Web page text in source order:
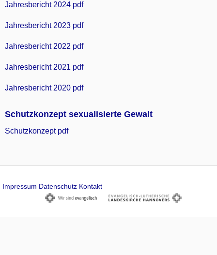
Jahresbericht 2024 pdf
Jahresbericht 2023 pdf
Jahresbericht 2022 pdf
Jahresbericht 2021 pdf
Jahresbericht 2020 pdf
Schutzkonzept sexualisierte Gewalt
Schutzkonzept pdf
Impressum Datenschutz Kontakt